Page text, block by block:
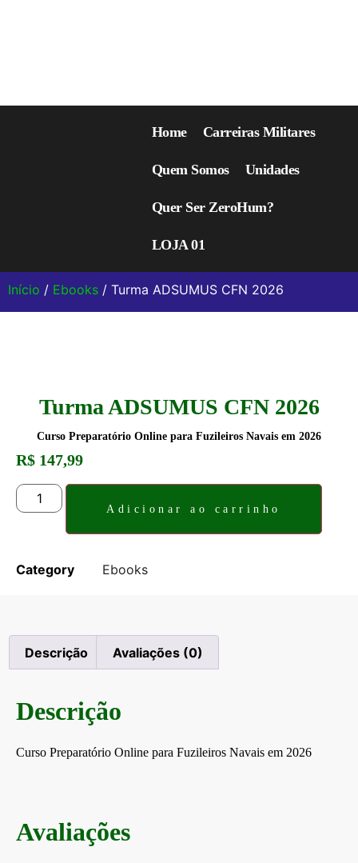
Home Carreiras Militares
Quem Somos Unidades
Quer Ser ZeroHum?
LOJA 01
Início / Ebooks / Turma ADSUMUS CFN 2026
Turma ADSUMUS CFN 2026
Curso Preparatório Online para Fuzileiros Navais em 2026
R$ 147,99
Adicionar ao carrinho
Category Ebooks
Descrição Avaliações (0)
Descrição
Curso Preparatório Online para Fuzileiros Navais em 2026
Avaliações